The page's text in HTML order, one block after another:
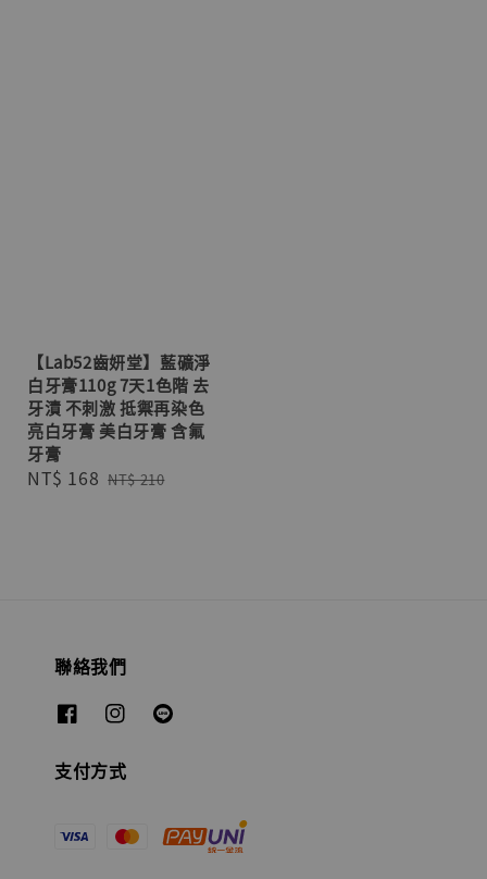
【Lab52齒妍堂】藍礦淨
白牙膏110g 7天1色階 去
牙漬 不刺激 抵禦再染色
亮白牙膏 美白牙膏 含氟
牙膏
Sale
NT$ 168 Regular
NT$ 210
聯絡我們
支付方式